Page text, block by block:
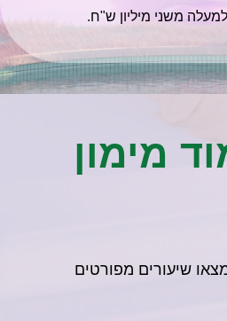
למעלה משני מיליון ש"ח.
מימון
שיעורים מפורטים